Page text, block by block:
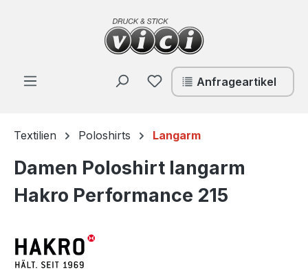
Zum Hauptinhalt springen
Du hast 0 Produkte auf
Anfrageartikel
Textilien Poloshirts Langarm
Damen Poloshirt langarm
Hakro Performance 215